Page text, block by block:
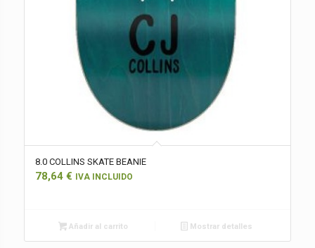
8.0 COLLINS SKATE BEANIE
78,64 € IVA INCLUIDO
Añadir al carrito Mostrar detalles